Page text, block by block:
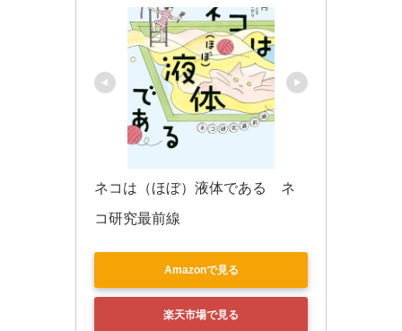
ネコは（ほぼ）液体である　ネ
コ研究最前線
Amazonで見る
楽天市場で見る